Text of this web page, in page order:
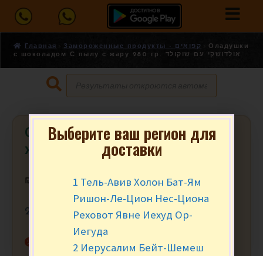
Главная Замороженные продукты - קפואים
Оладушки
с шоколадом С пылу с жару 280 гр. אולדושקי עם שוקולד
Оладушки с шоколадом С пылу с
жару 280 гр. אולדושקי עם שוקולד
₪ за уп.
280 гр.
Нет в наличии
Выберите ваш регион для
доставки
1 Тель-Авив Холон Бат-Ям
Ришон-Ле-Цион Нес-Циона
Реховот Явне Иехуд Ор-
Иегуда
2 Иерусалим Бейт-Шемеш